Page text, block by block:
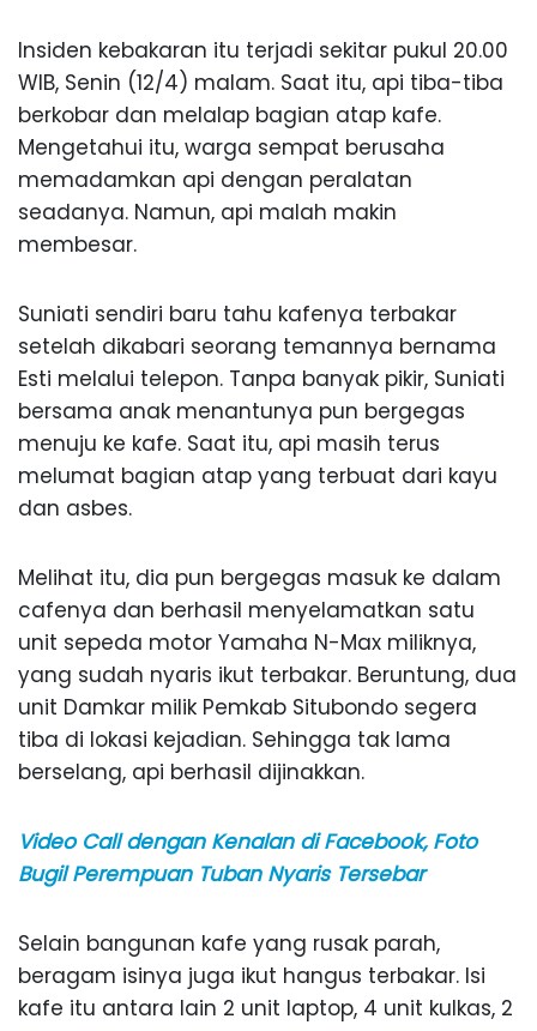
Insiden kebakaran itu terjadi sekitar pukul 20.00
WIB, Senin (12/4) malam. Saat itu, api tiba-tiba
berkobar dan melalap bagian atap kafe.
Mengetahui itu, warga sempat berusaha
memadamkan api dengan peralatan
seadanya. Namun, api malah makin
membesar.
Suniati sendiri baru tahu kafenya terbakar
setelah dikabari seorang temannya bernama
Esti melalui telepon. Tanpa banyak pikir, Suniati
bersama anak menantunya pun bergegas
menuju ke kafe. Saat itu, api masih terus
melumat bagian atap yang terbuat dari kayu
dan asbes.
Melihat itu, dia pun bergegas masuk ke dalam
cafenya dan berhasil menyelamatkan satu
unit sepeda motor Yamaha N-Max miliknya,
yang sudah nyaris ikut terbakar. Beruntung, dua
unit Damkar milik Pemkab Situbondo segera
tiba di lokasi kejadian. Sehingga tak lama
berselang, api berhasil dijinakkan.
Video Call dengan Kenalan di Facebook, Foto
Bugil Perempuan Tuban Nyaris Tersebar
Selain bangunan kafe yang rusak parah,
beragam isinya juga ikut hangus terbakar. Isi
kafe itu antara lain 2 unit laptop, 4 unit kulkas, 2